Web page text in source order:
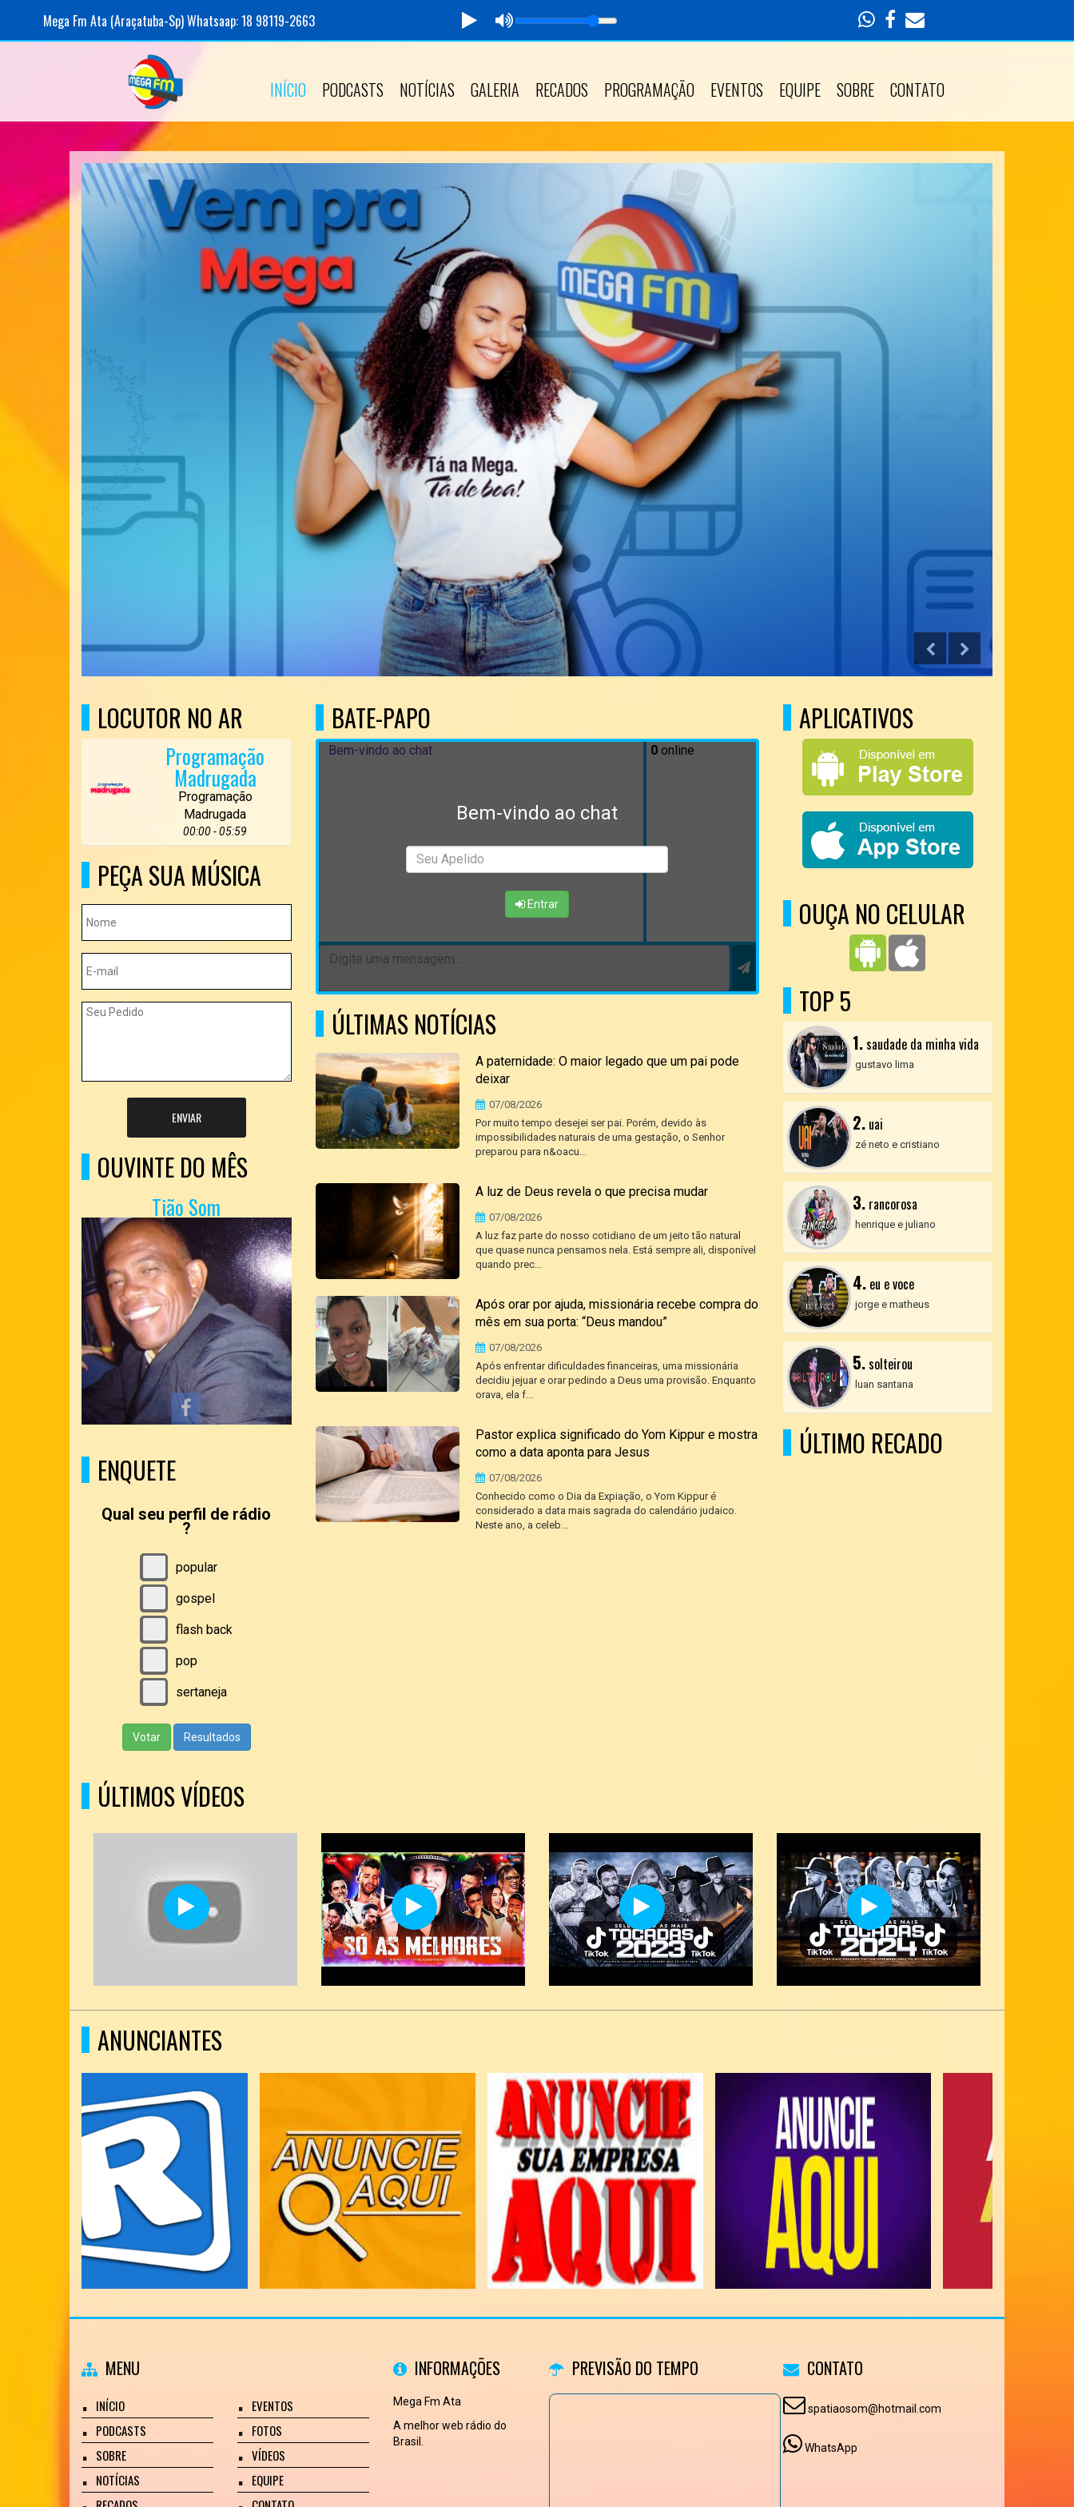
Mega Fm Ata (Araçatuba-Sp) Whatsaap: 18 98119-2663
INÍCIO PODCASTS NOTÍCIAS GALERIA RECADOS PROGRAMAÇÃO EVENTOS EQUIPE SOBRE CONTATO
LOCUTOR NO AR
Programação
Madrugada
Programação
Madrugada
00:00 - 05:59
PEÇA SUA MÚSICA
ENVIAR
OUVINTE DO MÊS
Tião Som
ENQUETE
Qual seu perfil de rádio
?
popular
gospel
flash back
pop
sertaneja
Votar Resultados
BATE-PAPO
Bem-vindo ao chat
Entrar
Bem-vindo ao chat 0online
ÚLTIMAS NOTÍCIAS
A paternidade: O maior legado que um pai pode
deixar
07/08/2026
Por muito tempo desejei ser pai. Porém, devido às
impossibilidades naturais de uma gestação, o Senhor
preparou para n&oacu...
A luz de Deus revela o que precisa mudar
07/08/2026
A luz faz parte do nosso cotidiano de um jeito tão natural
que quase nunca pensamos nela. Está sempre ali, disponível
quando prec...
Após orar por ajuda, missionária recebe compra do
mês em sua porta: “Deus mandou”
07/08/2026
Após enfrentar dificuldades financeiras, uma missionária
decidiu jejuar e orar pedindo a Deus uma provisão. Enquanto
orava, ela f...
Pastor explica significado do Yom Kippur e mostra
como a data aponta para Jesus
07/08/2026
Conhecido como o Dia da Expiação, o Yom Kippur é
considerado a data mais sagrada do calendário judaico.
Neste ano, a celeb...
APLICATIVOS
OUÇA NO CELULAR
TOP 5
1.saudade da minha vida
gustavo lima
2.uai
zé neto e cristiano
3.rancorosa
henrique e juliano
4.eu e voce
jorge e matheus
5.solteirou
luan santana
ÚLTIMO RECADO
ÚLTIMOS VÍDEOS
ANUNCIANTES
MENU
INÍCIO
PODCASTS
SOBRE
NOTÍCIAS
EVENTOS
FOTOS
VÍDEOS
EQUIPE
INFORMAÇÕES
Mega Fm Ata
A melhor web rádio do
Brasil.
PREVISÃO DO TEMPO CONTATO
spatiaosom@hotmail.com
WhatsApp